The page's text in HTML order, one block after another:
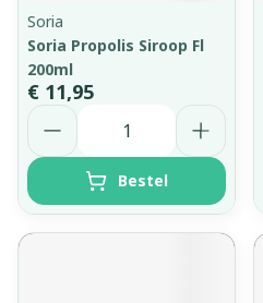
Soria
Soria Propolis Siroop Fl
200ml
€ 11,95
Aantal
Bestel